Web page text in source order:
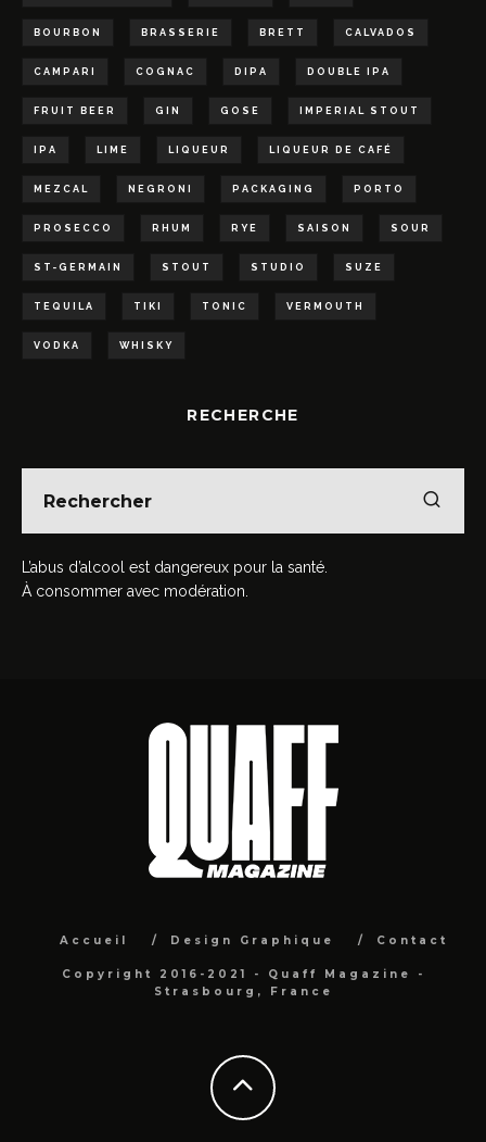
BOURBON BRASSERIE BRETT CALVADOS
CAMPARI COGNAC DIPA DOUBLE IPA
FRUIT BEER GIN GOSE IMPERIAL STOUT
IPA LIME LIQUEUR LIQUEUR DE CAFÉ
MEZCAL NEGRONI PACKAGING PORTO
PROSECCO RHUM RYE SAISON SOUR
ST-GERMAIN STOUT STUDIO SUZE
TEQUILA TIKI TONIC VERMOUTH
VODKA WHISKY
RECHERCHE
L’abus d’alcool est dangereux pour la santé.
À consommer avec modération.
Accueil Design Graphique Contact
Copyright 2016-2021 - Quaff Magazine -
Strasbourg, France